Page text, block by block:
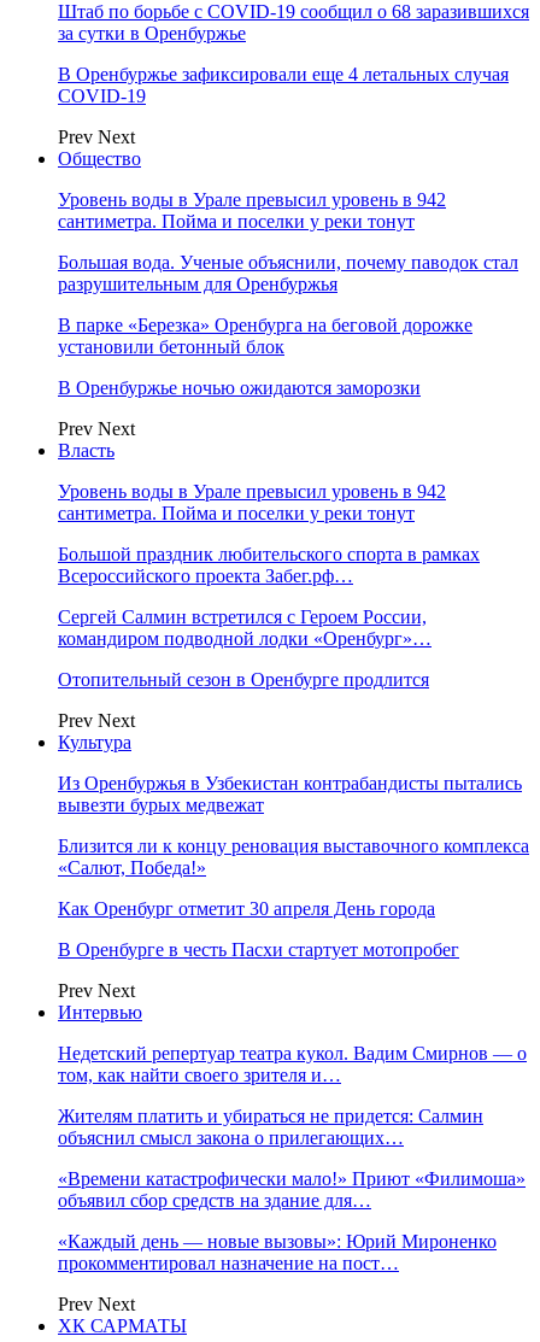
Штаб по борьбе с СOVID-19 сообщил о 68 заразившихся
за сутки в Оренбуржье
В Оренбуржье зафиксировали еще 4 летальных случая
COVID-19
Prev Next
Общество
Уровень воды в Урале превысил уровень в 942
сантиметра. Пойма и поселки у реки тонут
Большая вода. Ученые объяснили, почему паводок стал
разрушительным для Оренбуржья
В парке «Березка» Оренбурга на беговой дорожке
установили бетонный блок
В Оренбуржье ночью ожидаются заморозки
Prev Next
Власть
Уровень воды в Урале превысил уровень в 942
сантиметра. Пойма и поселки у реки тонут
Большой праздник любительского спорта в рамках
Всероссийского проекта Забег.рф…
Сергей Салмин встретился с Героем России,
командиром подводной лодки «Оренбург»…
Отопительный сезон в Оренбурге продлится
Prev Next
Культура
Из Оренбуржья в Узбекистан контрабандисты пытались
вывезти бурых медвежат
Близится ли к концу реновация выставочного комплекса
«Салют, Победа!»
Как Оренбург отметит 30 апреля День города
В Оренбурге в честь Пасхи стартует мотопробег
Prev Next
Интервью
Недетский репертуар театра кукол. Вадим Смирнов — о
том, как найти своего зрителя и…
Жителям платить и убираться не придется: Салмин
объяснил смысл закона о прилегающих…
«Времени катастрофически мало!» Приют «Филимоша»
объявил сбор средств на здание для…
«Каждый день — новые вызовы»: Юрий Мироненко
прокомментировал назначение на пост…
Prev Next
ХК САРМАТЫ